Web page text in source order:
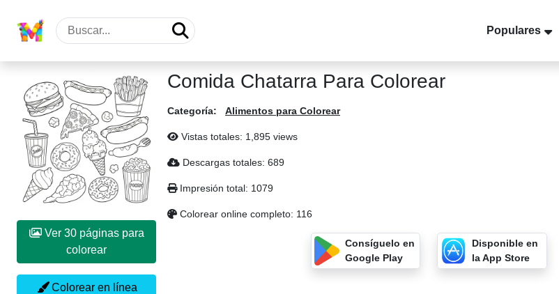
Populares
Ver 30 páginas para
colorear
Colorear en línea
Comida Chatarra Para Colorear
Categoría: Alimentos para Colorear
Vistas totales: 1,895 views
Descargas totales: 689
Impresión total: 1079
Colorear online completo: 116
Consíguelo en
Google Play
Disponible en
la App Store